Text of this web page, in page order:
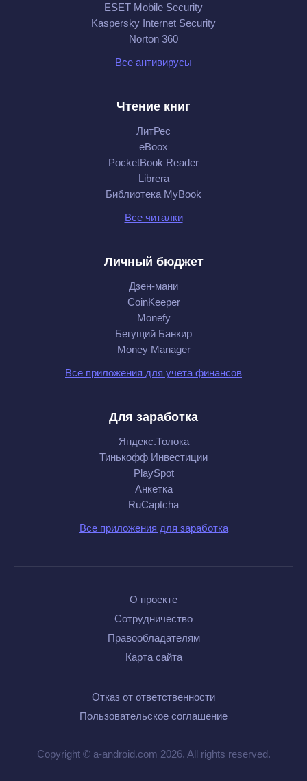
ESET Mobile Security
Kaspersky Internet Security
Norton 360
Все антивирусы
Чтение книг
ЛитРес
eBoox
PocketBook Reader
Librera
Библиотека MyBook
Все читалки
Личный бюджет
Дзен-мани
CoinKeeper
Monefy
Бегущий Банкир
Money Manager
Все приложения для учета финансов
Для заработка
Яндекс.Толока
Тинькофф Инвестиции
PlaySpot
Анкетка
RuCaptcha
Все приложения для заработка
О проекте
Сотрудничество
Правообладателям
Карта сайта
Отказ от ответственности
Пользовательское соглашение
Copyright © a-android.com 2026. All rights reserved.